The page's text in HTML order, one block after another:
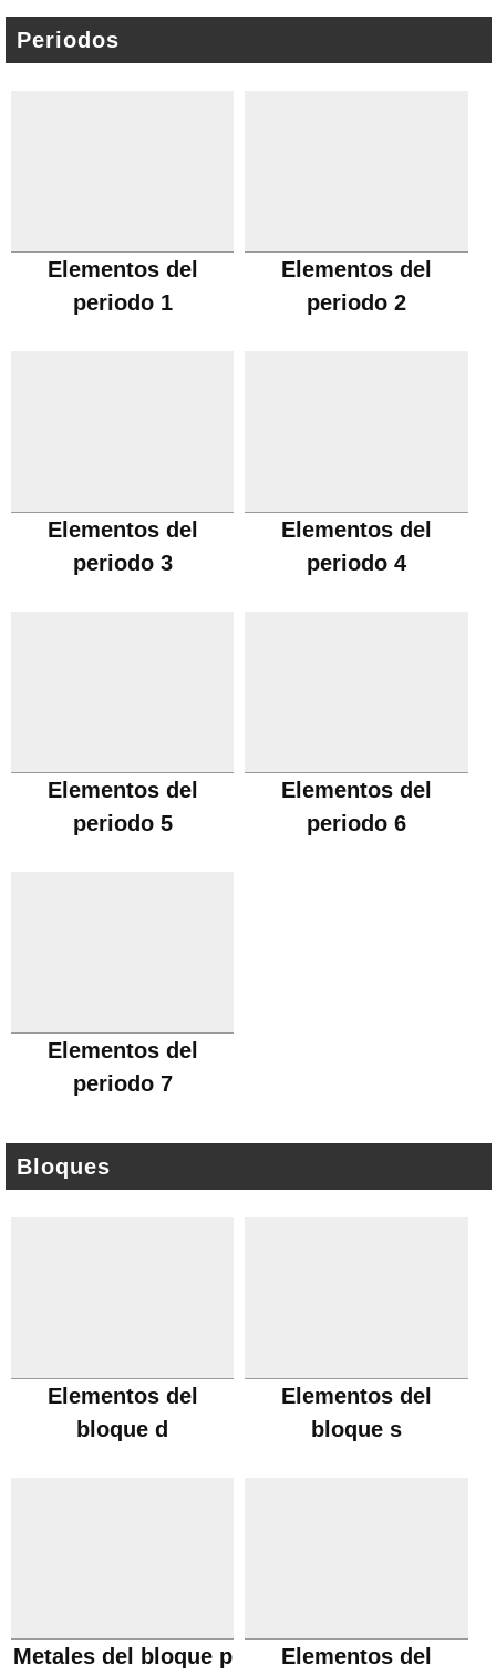
Periodos
Elementos del
periodo 1
Elementos del
periodo 2
Elementos del
periodo 3
Elementos del
periodo 4
Elementos del
periodo 5
Elementos del
periodo 6
Elementos del
periodo 7
Bloques
Elementos del
bloque d
Elementos del
bloque s
Metales del bloque p Elementos del